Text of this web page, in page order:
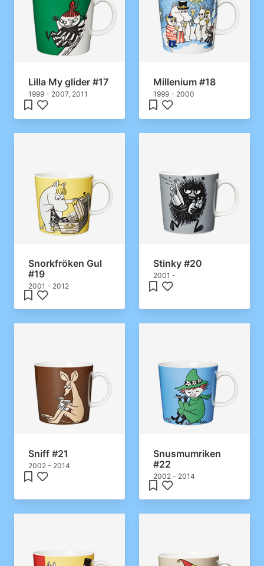
Lilla My glider #17
1999 - 2007, 2011
Millenium #18
1999 - 2000
Snorkfröken Gul
#19
2001 - 2012
Stinky #20
2001 -
Sniff #21
2002 - 2014
Snusmumriken
#22
2002 - 2014